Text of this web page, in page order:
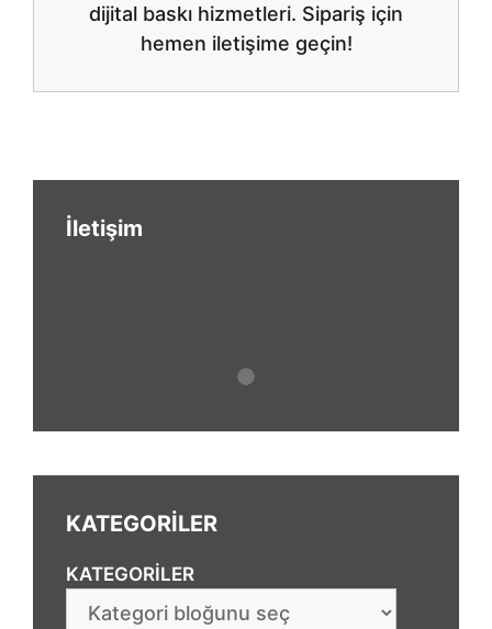
dijital baskı hizmetleri. Sipariş için
hemen iletişime geçin!
İletişim
KATEGORİLER
KATEGORILER